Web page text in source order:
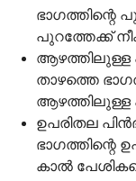
ഭാഗത്തിന്റെ
പുറത്തേക്ക്
ആഴത്തിലുള്ള
താഴത്തെ
ആഴത്തിലുള്ള
ഉപരിതല
ഭാഗത്തിന്റെ
കാൽ